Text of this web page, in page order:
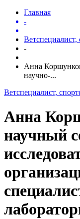
Главная
-
Ветспециалист,
-
Анна
научно-...
Ветспециалист,
Анна
научный